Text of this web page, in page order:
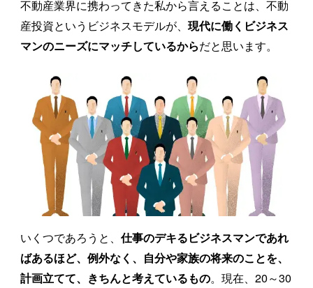
不動産業界に携わってきた私から言えることは、不動
産投資というビジネスモデルが、 現代に働くビジネス
マンのニーズにマッチしているからだと思います。
いくつであろうと、 仕事のデキるビジネスマンであれ
ばあるほど、例外なく、自分や家族の将来のことを、
計画立てて、きちんと考えているもの。現在、20～30